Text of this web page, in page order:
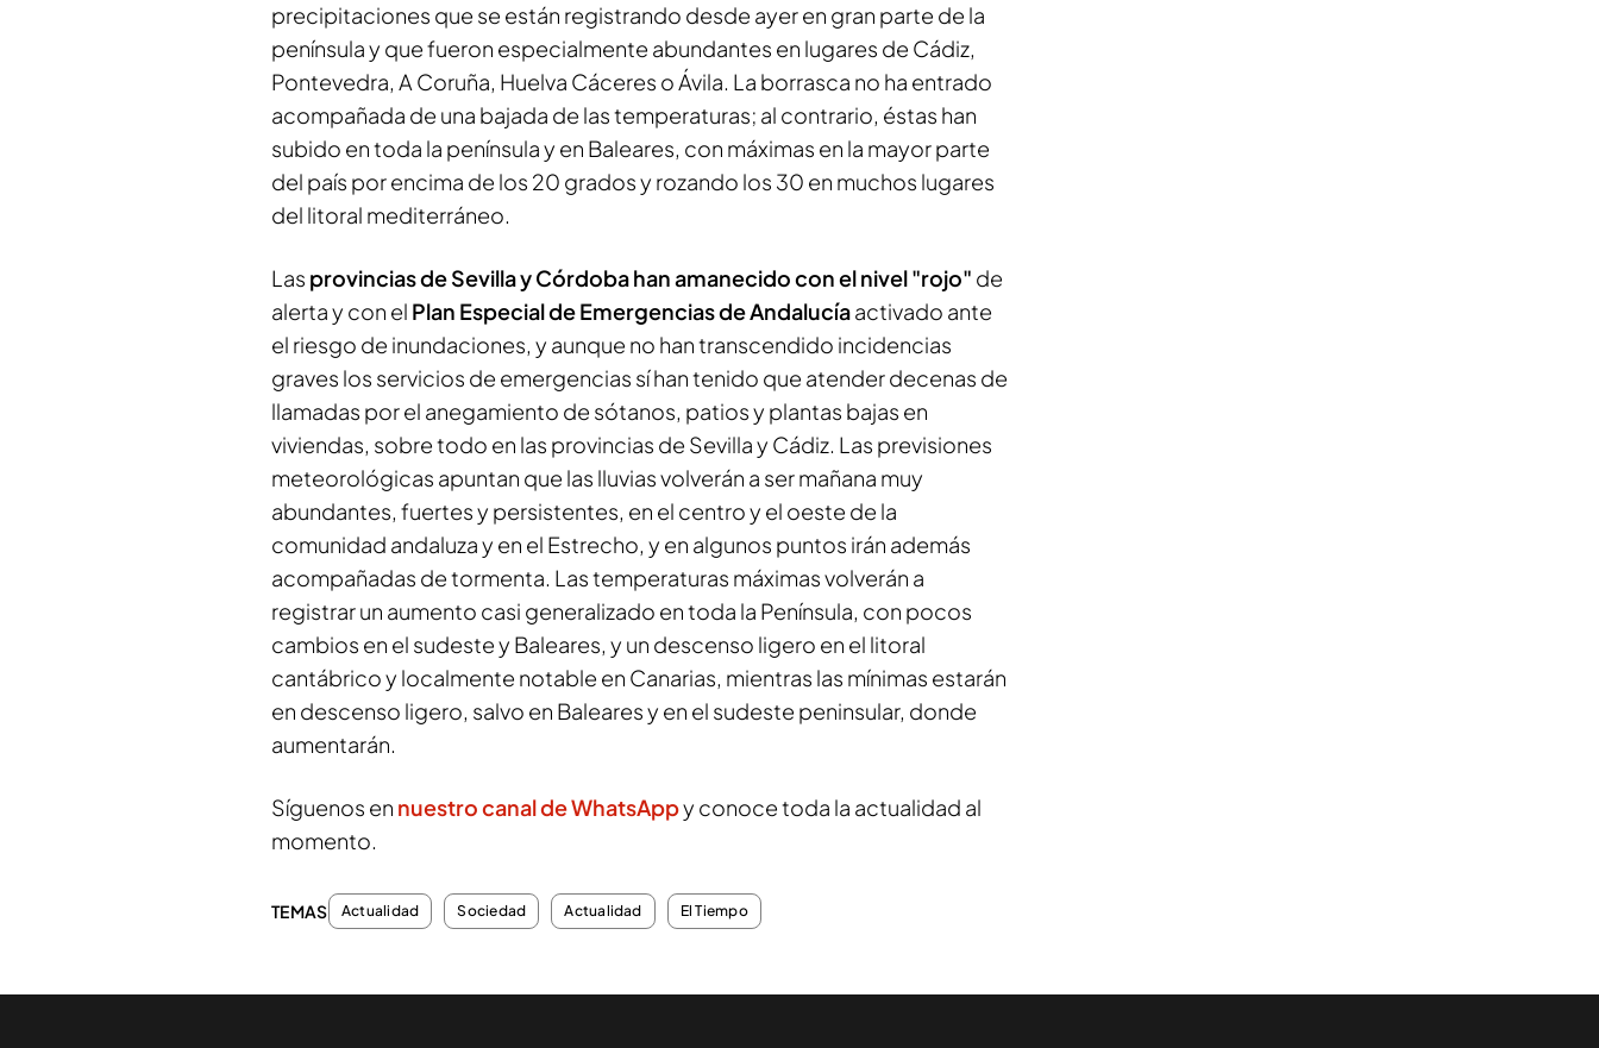
precipitaciones que se están registrando desde ayer en gran parte de la
península y que fueron especialmente abundantes en lugares de Cádiz,
Pontevedra, A Coruña, Huelva Cáceres o Ávila. La borrasca no ha entrado
acompañada de una bajada de las temperaturas; al contrario, éstas han
subido en toda la península y en Baleares, con máximas en la mayor parte
del país por encima de los 20 grados y rozando los 30 en muchos lugares
del litoral mediterráneo.
Las provincias de Sevilla y Córdoba han amanecido con el nivel "rojo" de
alerta y con el Plan Especial de Emergencias de Andalucíaactivado ante
el riesgo de inundaciones, y aunque no han transcendido incidencias
graves los servicios de emergencias sí han tenido que atender decenas de
llamadas por el anegamiento de sótanos, patios y plantas bajas en
viviendas, sobre todo en las provincias de Sevilla y Cádiz. Las previsiones
meteorológicas apuntan que las lluvias volverán a ser mañana muy
abundantes, fuertes y persistentes, en el centro y el oeste de la
comunidad andaluza y en el Estrecho, y en algunos puntos irán además
acompañadas de tormenta. Las temperaturas máximas volverán a
registrar un aumento casi generalizado en toda la Península, con pocos
cambios en el sudeste y Baleares, y un descenso ligero en el litoral
cantábrico y localmente notable en Canarias, mientras las mínimas estarán
en descenso ligero, salvo en Baleares y en el sudeste peninsular, donde
aumentarán.
Síguenos en nuestro canal de WhatsAppy conoce toda la actualidad al
momento.
TEMAS Actualidad Sociedad Actualidad El Tiempo